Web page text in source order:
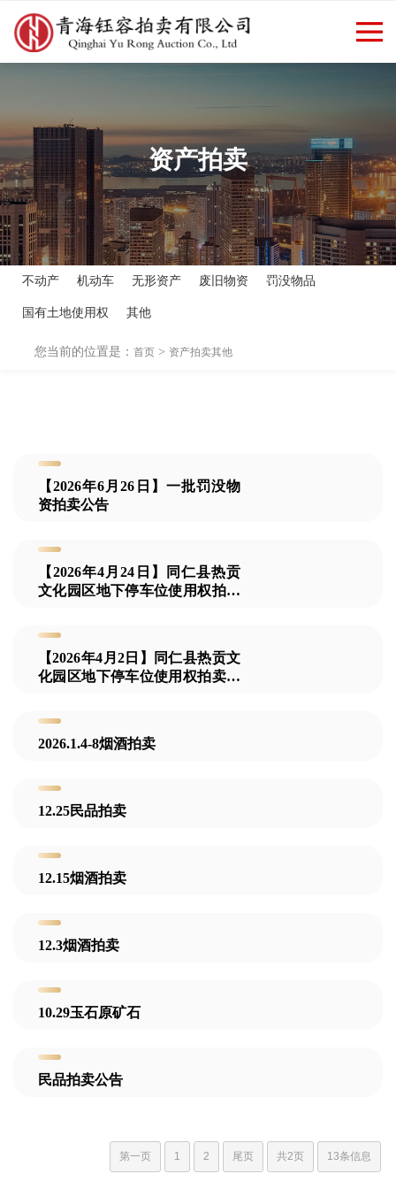
欢迎访问青海钰容拍卖有限公司
官方网站！
返回首页
资产拍卖
不动产 机动车 无形资产 废旧物资 罚没物品
国有土地使用权 其他
您当前的位置是： 首页 > 资产拍卖其他
【2026年6月26日】一批罚没物
资拍卖公告
【2026年4月24日】同仁县热贡
文化园区地下停车位使用权拍卖
【2026年4月2日】同仁县热贡文
化园区地下停车位使用权拍卖公
2026.1.4-8烟酒拍卖
12.25民品拍卖
12.15烟酒拍卖
12.3烟酒拍卖
10.29玉石原矿石
民品拍卖公告
第一页 1 2 尾页 共2页 13条信息